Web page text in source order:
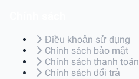
Điều khoản sử dụng
Chính sách bảo mật
Chính sách thanh toán
Chính sách đổi trả